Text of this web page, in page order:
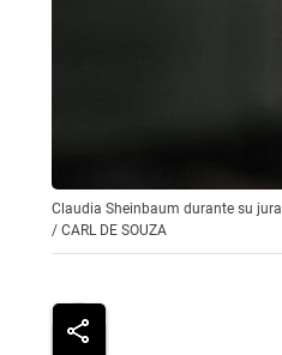
Claudia Sheinbaum durante su
/ CARL DE SOUZA